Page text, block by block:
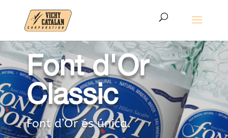
Font d'Or
Classic
Font d’Or és única.